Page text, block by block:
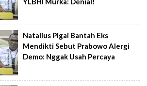
Natalius Pigai Bantah Eks
Mendikti Sebut Prabowo Alergi
Demo: Nggak Usah Percaya